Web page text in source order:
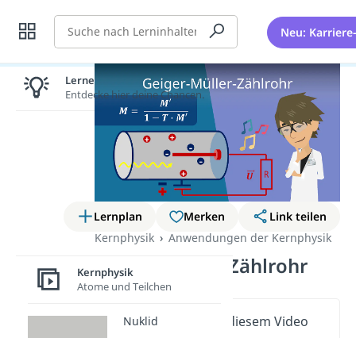
Suche Neu:
Lernplan Merken
Link teilen
Kernphysik
Anwendungen der Kernphysik
Geiger-Müller-Zählrohr
Wichtige Inhalte in diesem Video
Lernen lohnt sich!
Entdecke hier deine Chancen.
Kernphysik
Atome und Teilchen
Nuklid